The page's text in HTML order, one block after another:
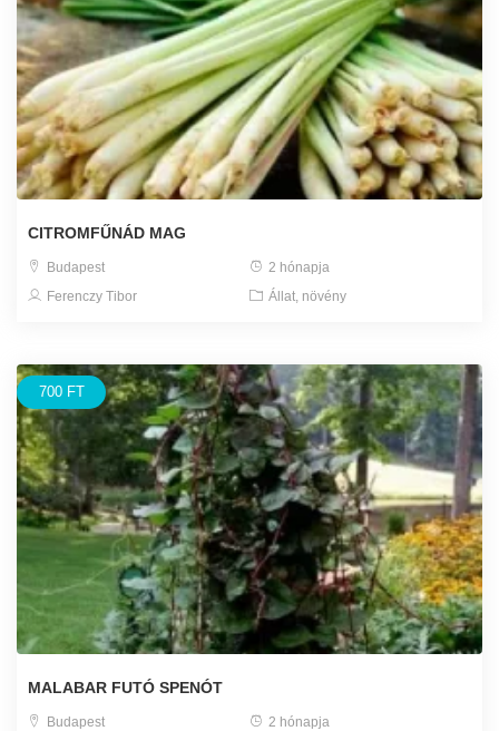
CITROMFŰNÁD MAG
Budapest
2 hónapja
Ferenczy Tibor
Állat, növény
700 FT
MALABAR FUTÓ SPENÓT
Budapest
2 hónapja